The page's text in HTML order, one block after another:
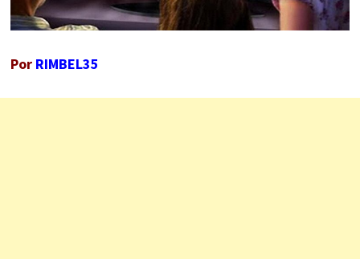
Por RIMBEL35